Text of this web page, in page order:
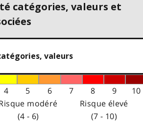
catégories, valeurs et
valeurs
4 5 6 7 8 9
10
modéré
(4 - 6)
Risque élevé
(7 - 10)